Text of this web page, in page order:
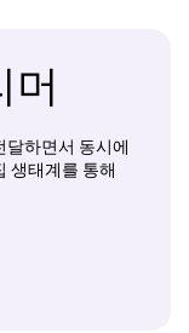
머
달하면서 동시에
생태계를 통해